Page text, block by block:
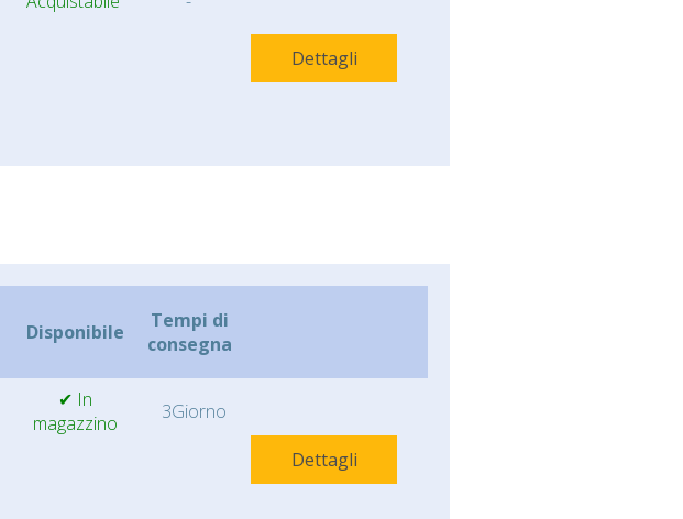
Dettagli
Disponibile
Tempi di
consegna
✔ In
magazzino
3Giorno
Dettagli